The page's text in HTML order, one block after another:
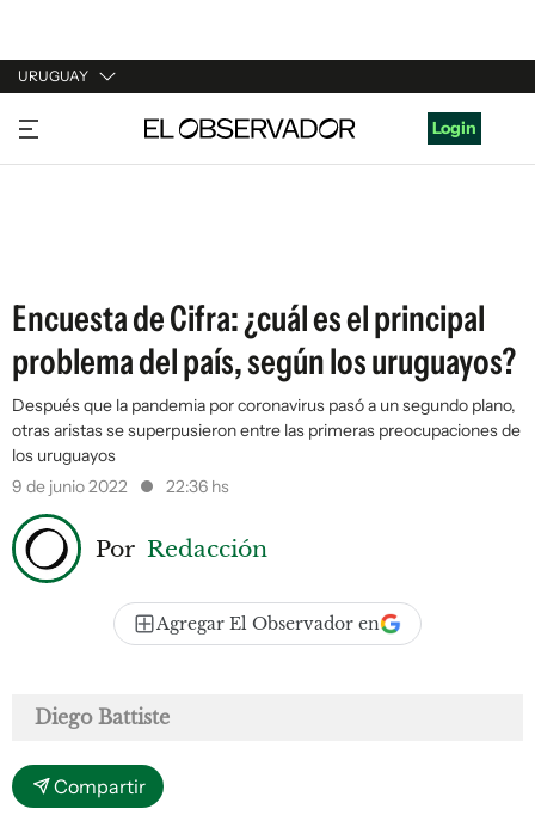
URUGUAY
URUGUAY
ARGENTINA
Login
Encuesta de Cifra: ¿cuál es el principal
problema del país, según los uruguayos?
Después que la pandemia por coronavirus pasó a un segundo plano,
otras aristas se superpusieron entre las primeras preocupaciones de
los uruguayos
9 de junio 2022
22:36 hs
Por Redacción
Agregar El Observador en
Diego Battiste
Compartir